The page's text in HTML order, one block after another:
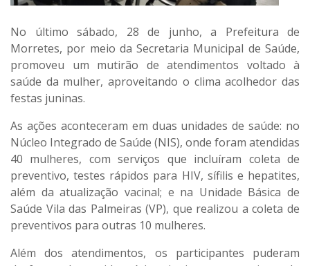
No último sábado, 28 de junho, a Prefeitura de
Morretes, por meio da Secretaria Municipal de Saúde,
promoveu um mutirão de atendimentos voltado à
saúde da mulher, aproveitando o clima acolhedor das
festas juninas.
As ações aconteceram em duas unidades de saúde: no
Núcleo Integrado de Saúde (NIS), onde foram atendidas
40 mulheres, com serviços que incluíram coleta de
preventivo, testes rápidos para HIV, sífilis e hepatites,
além da atualização vacinal; e na Unidade Básica de
Saúde Vila das Palmeiras (VP), que realizou a coleta de
preventivos para outras 10 mulheres.
Além dos atendimentos, os participantes puderam